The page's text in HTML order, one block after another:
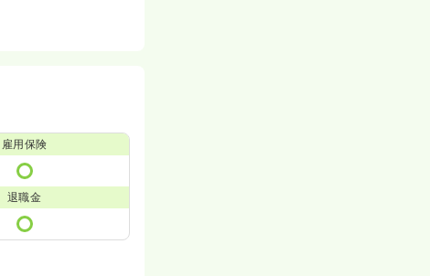
雇用保険
退職金